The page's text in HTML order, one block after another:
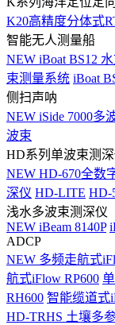
K20高精度分体式
智能无人测量船
NEW iBoat BS12
束测量系统 iBoat
侧扫声呐
NEW iSide 7000多
波束
HD系列单波束测
NEW HD-670全数
深仪 HD-LITE HD-
浅水多波束测深仪
NEW iBeam 8140P
ADCP
NEW 多频走航式
航式iFlow RP600
RH600 智能缆道式
HD-TRHS 土壤多